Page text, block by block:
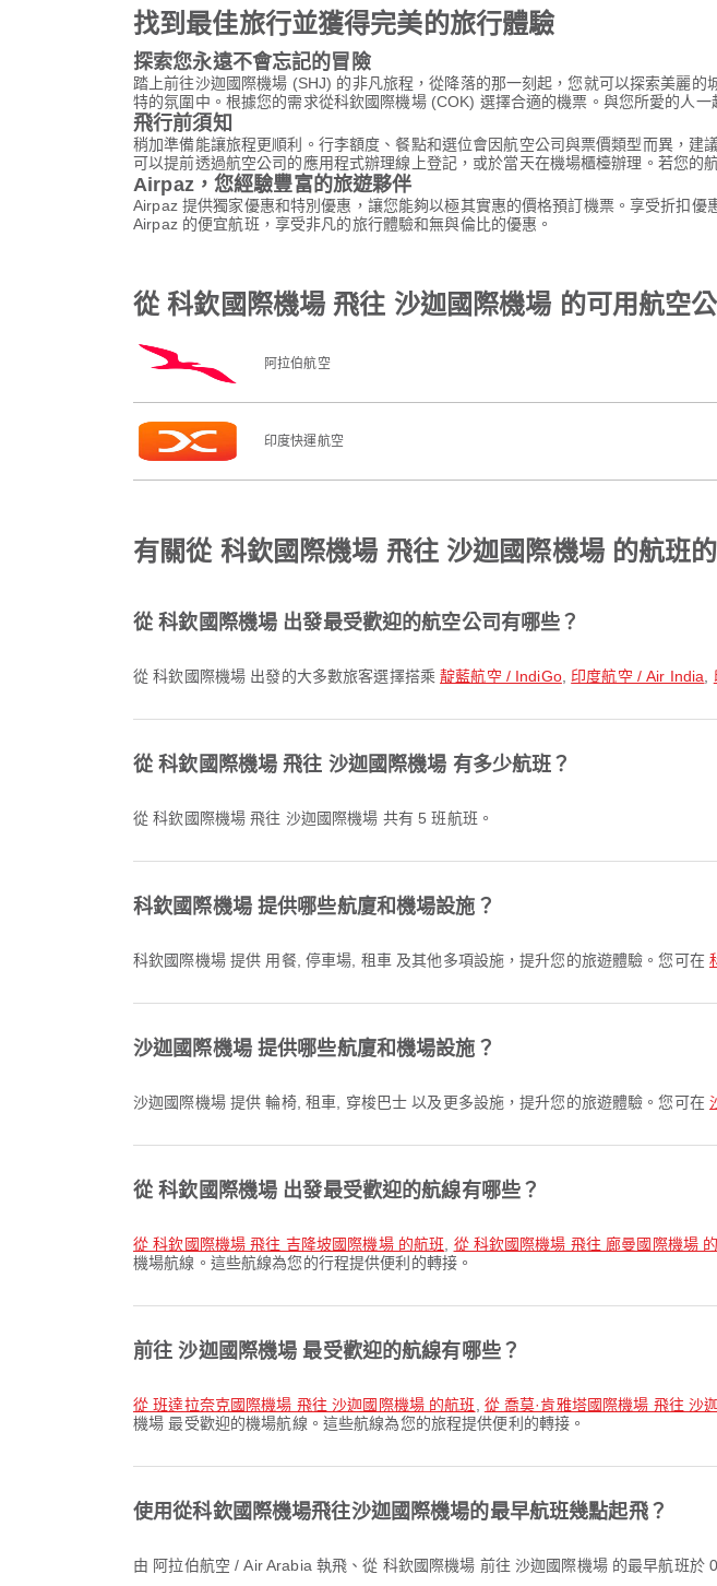
找到最佳旅行並獲得完美的旅行體驗
探索您永遠不會忘記的冒險
踏上前往沙迦國際機場 (SHJ) 的非凡旅程，從降落的那一刻起，您就可以探索美麗
特的氛圍中。根據您的需求從科欽國際機場 (COK) 選擇合適的機票。與您所愛的人一
飛行前須知
稍加準備能讓旅程更順利。行李額度、餐點和選位會因航空公司與票價類型而異，
可以提前透過航空公司的應用程式辦理線上登記，或於當天在機場櫃檯辦理。若您的
Airpaz，您經驗豐富的旅遊夥伴
Airpaz 提供獨家優惠和特別優惠，讓您能夠以極其實惠的價格預訂機票。享受折扣
Airpaz 的便宜航班，享受非凡的旅行體驗和無與倫比的優惠。
從 科欽國際機場 飛往 沙迦國際機場 的可用航空
阿拉伯航空
印度快運航空
有關從 科欽國際機場 飛往 沙迦國際機場 的航班
從 科欽國際機場 出發最受歡迎的航空公司有哪些？
從 科欽國際機場 出發的大多數旅客選擇搭乘靛藍航空 / IndiGo, 印度航空 / Air India
從 科欽國際機場 飛往 沙迦國際機場 有多少航班？
從 科欽國際機場 飛往 沙迦國際機場 共有 5 班航班。
科欽國際機場 提供哪些航廈和機場設施？
科欽國際機場 提供 用餐, 停車場, 租車 及其他多項設施，提升您的旅遊體驗。您可在
沙迦國際機場 提供哪些航廈和機場設施？
沙迦國際機場 提供 輪椅, 租車, 穿梭巴士 以及更多設施，提升您的旅遊體驗。您可在
從 科欽國際機場 出發最受歡迎的航線有哪些？
從 科欽國際機場 飛往 吉隆坡國際機場 的航班 從 科欽國際機場 飛往 廊曼國際機場
機場航線。這些航線為您的行程提供便利的轉接。
前往 沙迦國際機場 最受歡迎的航線有哪些？
從 班達拉奈克國際機場 飛往 沙迦國際機場 的航班 從 喬莫·肯雅塔國際機場 飛往 沙
機場 最受歡迎的機場航線。這些航線為您的旅程提供便利的轉接。
使用從科欽國際機場飛往沙迦國際機場的最早航班幾點起飛？
由 阿拉伯航空 / Air Arabia 執飛、從 科欽國際機場 前往 沙迦國際機場 的最早航班